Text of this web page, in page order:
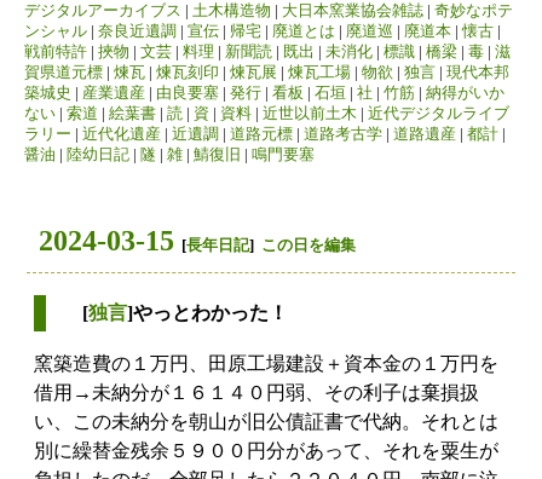
デジタルアーカイブス | 土木構造物 | 大日本窯業協会雑誌 | 奇妙なポテ
ンシャル | 奈良近遺調 | 宣伝 | 帰宅 | 廃道とは | 廃道巡 | 廃道本 |懐古 |
戦前特許 | 挾物 | 文芸 | 料理 | 新聞読 | 既出 | 未消化 | 標識 | 橋梁 | 毒 | 滋
賀県道元標 | 煉瓦 | 煉瓦刻印 | 煉瓦展 | 煉瓦工場 | 物欲 | 独言 | 現代本邦
築城史 | 産業遺産 | 由良要塞 | 発行 | 看板 | 石垣 | 社 | 竹筋 | 納得がいか
ない | 索道 | 絵葉書 | 読 | 資 | 資料 | 近世以前土木 | 近代デジタルライブ
ラリー | 近代化遺産 | 近遺調 | 道路元標 | 道路考古学 | 道路遺産 | 都計 |
醤油 | 陸幼日記 | 隧 | 雑 | 鯖復旧 | 鳴門要塞
2024-03-15 [長年日記] この日を編集
[独言]やっとわかった！
窯築造費の１万円、田原工場建設＋資本金の１万円を
借用→未納分が１６１４０円弱、その利子は棄損扱
い、この未納分を朝山が旧公債証書で代納。それとは
別に繰替金残余５９００円分があって、それを粟生が